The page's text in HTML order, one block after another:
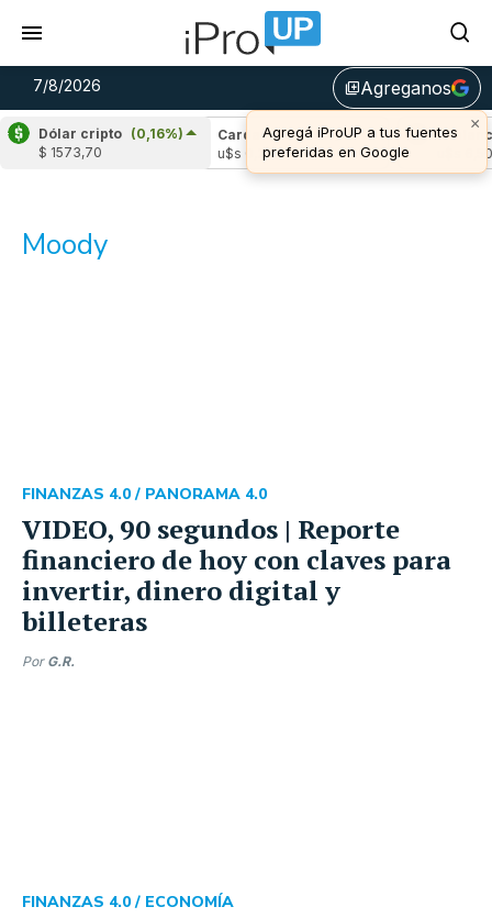
7/8/2026 library_addAgreganos
×
Agregá iProUP a tus fuentes
preferidas en Google
Dólar cripto (0,16%)
$ 1573,70
(-0,75%)
Cardano (5,49%)
u$s 0,20
Moody
VIDEO, 90 segundos | Reporte
financiero de hoy con claves para
invertir, dinero digital y
billeteras
FINANZAS 4.0 / PANORAMA 4.0
Por G.R.
FINANZAS 4.0 / ECONOMÍA